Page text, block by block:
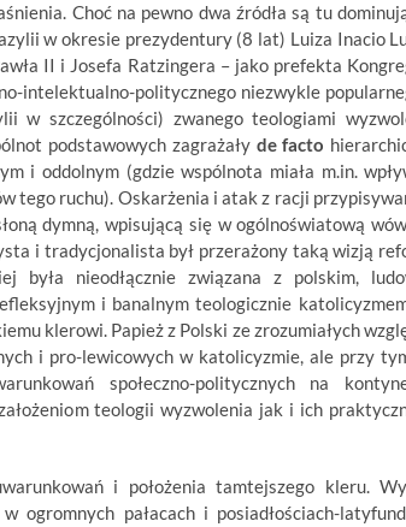
Choć na pewno dwa źródła są tu
w okresie prezydentury (8 lat) Luiza Inacio
II i Josefa Ratzingera – jako prefekta
intelektualno-politycznego niezwykle
szczególności) zwanego teologiami
podstawowych zagrażały de facto
i oddolnym (gdzie wspólnota miała m.in.
tego ruchu). Oskarżenia i atak z racji
dymną, wpisującą się w ogólnoświatową
i tradycjonalista był przerażony taką wizją
nieodłącznie związana z polskim,
i banalnym teologicznie
klerowi. Papież z Polski ze zrozumiałych
i pro-lewicowych w katolicyzmie, ale przy
społeczno-politycznych na
teologii wyzwolenia jak i ich
i położenia tamtejszego kleru.
ogromnych pałacach i posiadłościach-